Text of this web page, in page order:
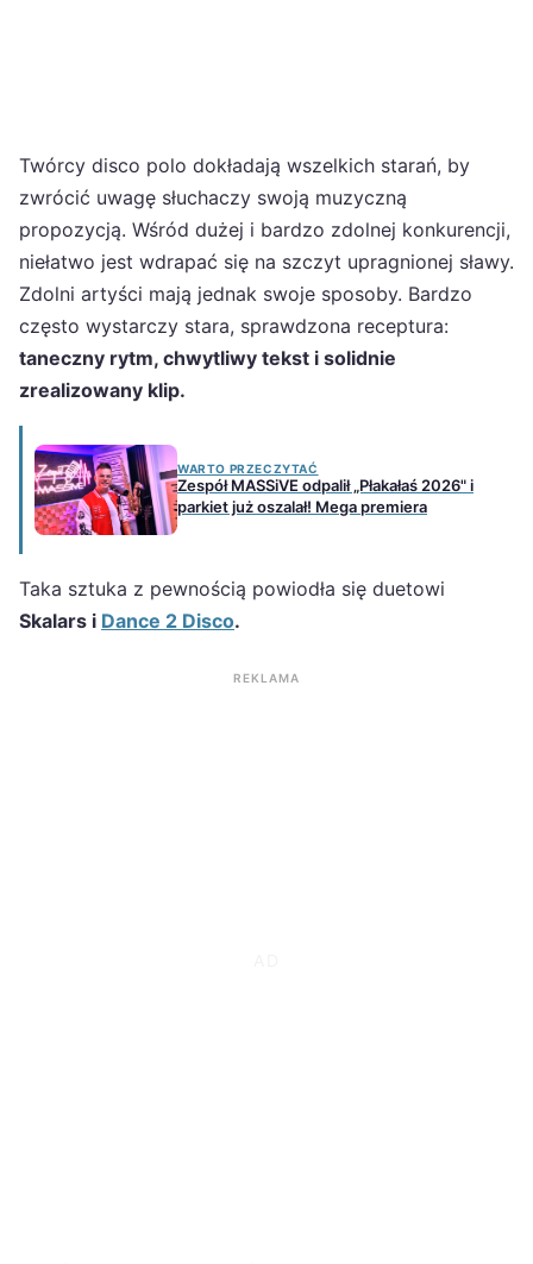
Twórcy disco polo dokładają wszelkich starań, by
zwrócić uwagę słuchaczy swoją muzyczną
propozycją. Wśród dużej i bardzo zdolnej konkurencji,
niełatwo jest wdrapać się na szczyt upragnionej sławy.
Zdolni artyści mają jednak swoje sposoby. Bardzo
często wystarczy stara, sprawdzona receptura:
taneczny rytm, chwytliwy tekst i solidnie
zrealizowany klip.
WARTO PRZECZYTAĆ
Zespół MASSiVE odpalił „Płakałaś 2026" i
parkiet już oszalał! Mega premiera
Taka sztuka z pewnością powiodła się duetowi
Skalars i Dance 2 Disco.
REKLAMA